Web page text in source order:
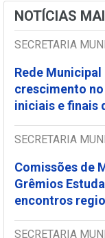
NOTÍCIAS
SECRETARIA
Rede
crescimento no
iniciais e finais
SECRETARIA
Comissões de
Grêmios
encontros
SECRETARIA